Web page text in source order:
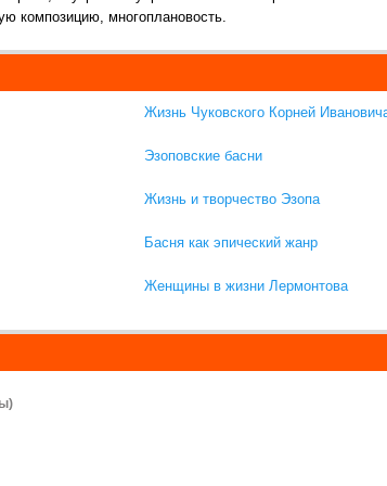
композицию, многоплановость.
Жизнь Чуковского Корней
Эзоповские басни
Жизнь и творчество Эзопа
Басня как эпический жанр
Женщины в жизни Лермонтова